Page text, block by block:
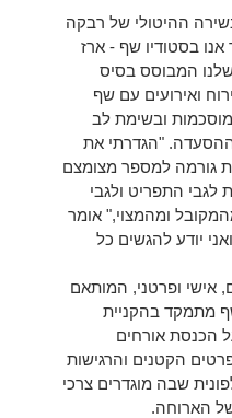
ההיטולי של רבקה
אנו בסטודיו שף - ארז
המבוסס בסיס
ואירועים עם שף
ובשימת לב
ההסעדה. "הגדרתי את
גורמה למספר מצומצם
התפריט ולגבי
ומהמצוי," אומר
יודע להגשים כל
ופרטני, המותאם
מתמקד בהקניית
הכנסת אורחים
הקטנים והרגישות
שבה מוגדרים צרכי
הארוחה.